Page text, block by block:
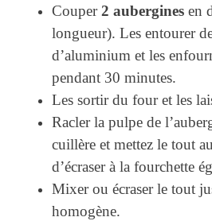
Couper2 aubergines en
longueur). Les entourer
d’aluminium et les
pendant 30 minutes.
Les sortir du four et les
Racler la pulpe de
cuillère et mettez le tout
d’écraser à la fourchette
Mixer ou écraser le tout
homogène.